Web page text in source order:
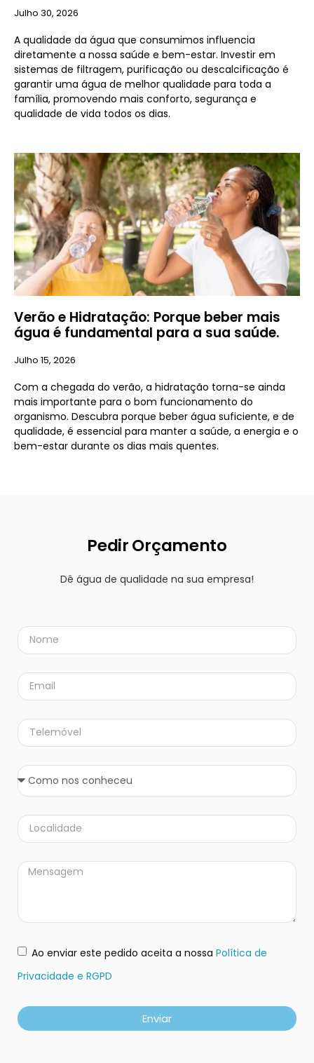
Julho 30, 2026
A qualidade da água que consumimos influencia
diretamente a nossa saúde e bem-estar. Investir em
sistemas de filtragem, purificação ou descalcificação é
garantir uma água de melhor qualidade para toda a
família, promovendo mais conforto, segurança e
qualidade de vida todos os dias.
Verão e Hidratação: Porque beber mais
água é fundamental para a sua saúde.
Julho 15, 2026
Com a chegada do verão, a hidratação torna-se ainda
mais importante para o bom funcionamento do
organismo. Descubra porque beber água suficiente, e de
qualidade, é essencial para manter a saúde, a energia e o
bem-estar durante os dias mais quentes.
Pedir Orçamento
Dê água de qualidade na sua empresa!
Ao enviar este pedido aceita a nossa Política de
Privacidade e RGPD
Enviar